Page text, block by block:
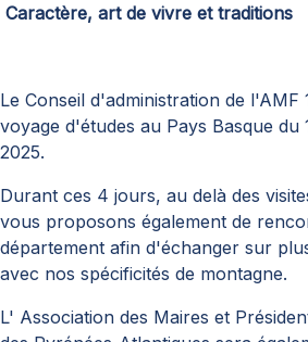
Caractère, art de vivre et traditions
Le Conseil d'administration de
voyage d'études au Pays Basque du
2025.
Durant ces 4 jours, au delà des
vous proposons également de
département afin d'échanger sur
avec nos spécificités de montagne.
L' Association des Maires et